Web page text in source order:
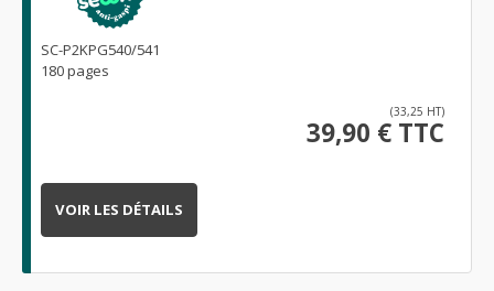
SC-P2KPG540/541
180 pages
(33,25 HT)
39,90 € TTC
VOIR LES DÉTAILS